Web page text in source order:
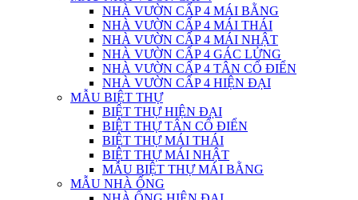
NHÀ VƯỜN CẤP 4 MÁI BẰNG
NHÀ VƯỜN CẤP 4 MÁI THÁI
NHÀ VƯỜN CẤP 4 MÁI NHẬT
NHÀ VƯỜN CẤP 4 GÁC LỬNG
NHÀ VƯỜN CẤP 4 TÂN CỔ ĐIỂN
NHÀ VƯỜN CẤP 4 HIỆN ĐẠI
MẪU BIỆT THỰ
BIỆT THỰ HIỆN ĐẠI
BIỆT THỰ TÂN CỔ ĐIỂN
BIỆT THỰ MÁI THÁI
BIỆT THỰ MÁI NHẬT
MẪU BIỆT THỰ MÁI BẰNG
MẪU NHÀ ỐNG